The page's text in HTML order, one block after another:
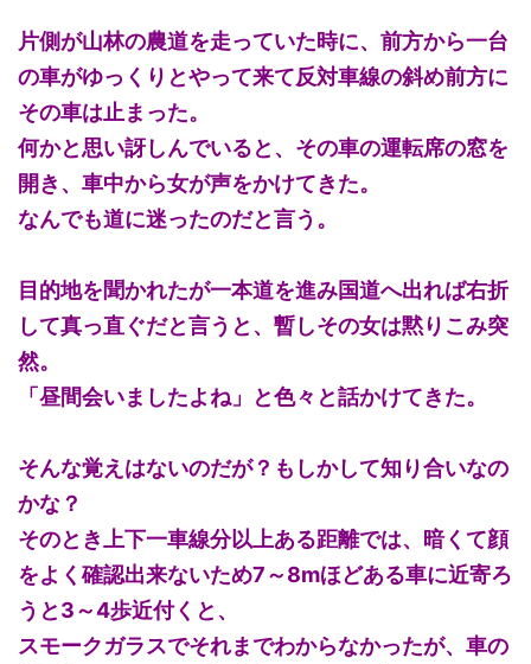
片側が山林の農道を走っていた時に、前方から一台
の車がゆっくりとやって来て反対車線の斜め前方に
その車は止まった。
何かと思い訝しんでいると、その車の運転席の窓を
開き、車中から女が声をかけてきた。
なんでも道に迷ったのだと言う。
目的地を聞かれたが一本道を進み国道へ出れば右折
して真っ直ぐだと言うと、暫しその女は黙りこみ突
然。
「昼間会いましたよね」と色々と話かけてきた。
そんな覚えはないのだが？もしかして知り合いなの
かな？
そのとき上下一車線分以上ある距離では、暗くて顔
をよく確認出来ないため7～8mほどある車に近寄ろ
うと3～4歩近付くと、
スモークガラスでそれまでわからなかったが、車の